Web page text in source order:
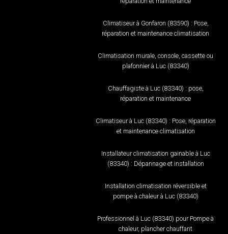
Climatiseur à Gonfaron (83590) : Pose,
réparation et maintenance climatisation
Climatisation murale, console, cassette ou
plafonnier à Luc (83340)
Chauffagiste à Luc (83340) : pose,
réparation et maintenance
Climatiseur à Luc (83340) : Pose, réparation
et maintenance climatisation
Installateur climatisation gainable à Luc
(83340) : Dépannage et installation
Installation climatisation réversible et
pompe à chaleur à Luc (83340)
Professionnel à Luc (83340) pour Pompe à
chaleur, plancher chauffant